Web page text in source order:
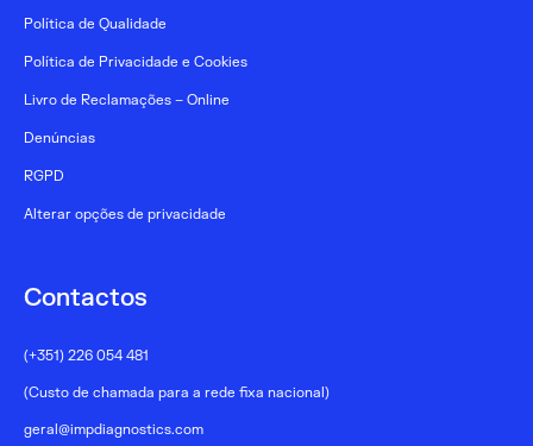
Política de Qualidade
Política de Privacidade e Cookies
Livro de Reclamações – Online
Denúncias
RGPD
Alterar opções de privacidade
Contactos
(+351) 226 054 481
(Custo de chamada para a rede fixa nacional)
geral@impdiagnostics.com